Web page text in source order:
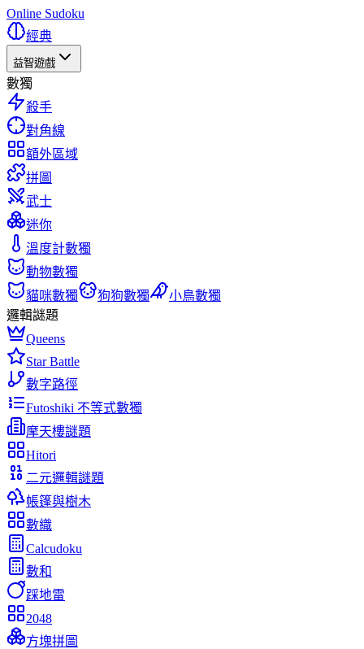
Online Sudoku
經典
益智遊戲
數獨
殺手
對角線
額外區域
拼圖
武士
迷你
溫度計數獨
動物數獨
貓咪數獨
狗狗數獨
小鳥數獨
邏輯謎題
Queens
Star Battle
數字路徑
Futoshiki 不等式數獨
摩天樓謎題
Hitori
二元邏輯謎題
帳篷與樹木
數織
Calcudoku
數和
踩地雷
2048
方塊拼圖